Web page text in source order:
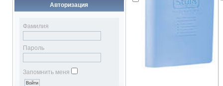
Авторизация
Фамилия
Пароль
Запомнить меня